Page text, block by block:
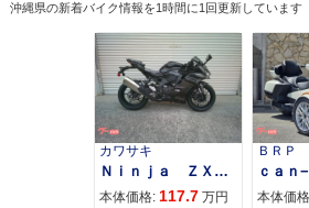
沖縄県の新着バイク情報を1時間に1回更新しています
カワサキ
Ｎｉｎｊａ ＺＸ−４Ｒ ＳＥ
本体価格: 117.7 万円
ＢＲＰ
本体価